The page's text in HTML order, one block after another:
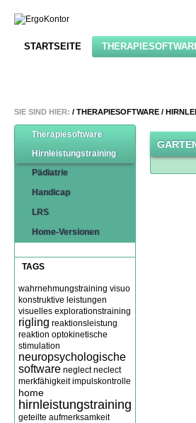
STARTSEITE
SIE SIND HIER: / THERAPIESOFTWARE /
Therapiesoftware
Hirnleistungstraining
Pädiatrie
Handicap
LRS
Home-Versionen
TAGS
wahrnehmungstraining visuo
konstruktive leistungen
visuelles explorationstraining
rigling reaktionsleistung
reaktion optokinetische
stimulation
neuropsychologische
software neglect neclect
merkfähigkeit impulskontrolle
home
hirnleistungstraining
geteilte aufmerksamkeit